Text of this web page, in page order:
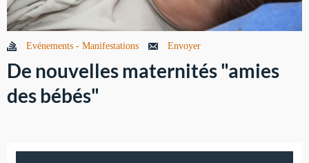
Evénements - Manifestations Envoyer
De nouvelles maternités "amies
des bébés"